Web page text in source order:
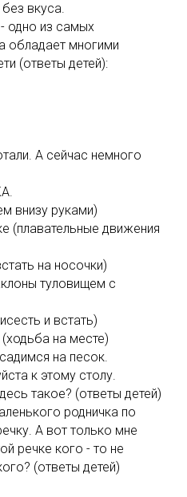
вкуса.
одно из самых
обладает многими
(ответы детей):
А сейчас немного
внизу руками)
(плавательные движения
на носочки)
туловищем с
и встать)
на месте)
на песок.
к этому столу.
такое? (ответы детей)
родничка по
А вот только мне
речке кого - то не
(ответы детей)